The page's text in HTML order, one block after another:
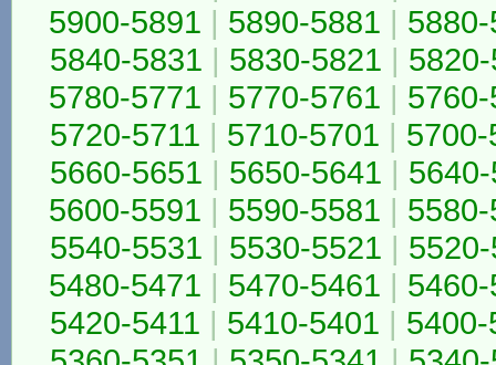
5900-5891 | 5890-5881 |
5840-5831 | 5830-5821 |
5780-5771 | 5770-5761 |
5720-5711 | 5710-5701 |
5660-5651 | 5650-5641 |
5600-5591 | 5590-5581 |
5540-5531 | 5530-5521 |
5480-5471 | 5470-5461 |
5420-5411 | 5410-5401 |